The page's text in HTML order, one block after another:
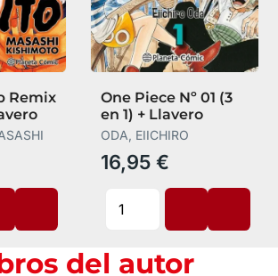
Remix
One Piece Nº 01 (3
en 1) + Llavero
ODA, EIICHIRO
16,95 €
del autor